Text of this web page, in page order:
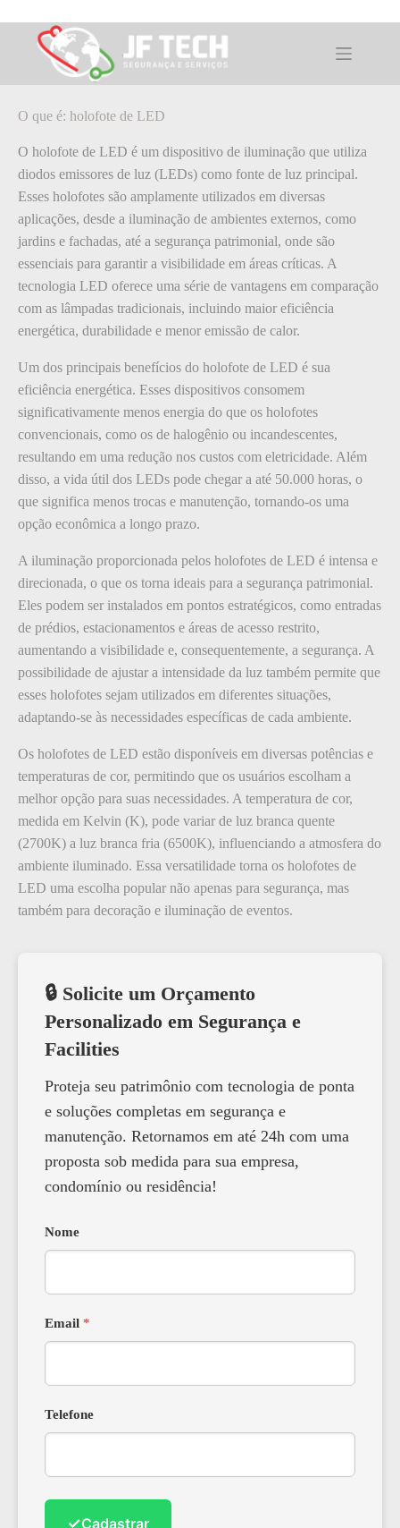
para
conteúdoO que é: holofote de LED
O que é: holofote de LED
O holofote de LED é um dispositivo de iluminação que utiliza
diodos emissores de luz (LEDs) como fonte de luz principal.
Esses holofotes são amplamente utilizados em diversas
aplicações, desde a iluminação de ambientes externos, como
jardins e fachadas, até a segurança patrimonial, onde são
essenciais para garantir a visibilidade em áreas críticas. A
tecnologia LED oferece uma série de vantagens em comparação
com as lâmpadas tradicionais, incluindo maior eficiência
energética, durabilidade e menor emissão de calor.
Um dos principais benefícios do holofote de LED é sua
eficiência energética. Esses dispositivos consomem
significativamente menos energia do que os holofotes
convencionais, como os de halogênio ou incandescentes,
resultando em uma redução nos custos com eletricidade. Além
disso, a vida útil dos LEDs pode chegar a até 50.000 horas, o
que significa menos trocas e manutenção, tornando-os uma
opção econômica a longo prazo.
A iluminação proporcionada pelos holofotes de LED é intensa e
direcionada, o que os torna ideais para a segurança patrimonial.
Eles podem ser instalados em pontos estratégicos, como entradas
de prédios, estacionamentos e áreas de acesso restrito,
aumentando a visibilidade e, consequentemente, a segurança. A
possibilidade de ajustar a intensidade da luz também permite que
esses holofotes sejam utilizados em diferentes situações,
adaptando-se às necessidades específicas de cada ambiente.
Os holofotes de LED estão disponíveis em diversas potências e
temperaturas de cor, permitindo que os usuários escolham a
melhor opção para suas necessidades. A temperatura de cor,
medida em Kelvin (K), pode variar de luz branca quente
(2700K) a luz branca fria (6500K), influenciando a atmosfera do
ambiente iluminado. Essa versatilidade torna os holofotes de
LED uma escolha popular não apenas para segurança, mas
também para decoração e iluminação de eventos.
🔒 Solicite um Orçamento
Personalizado em Segurança e
Facilities
Proteja seu patrimônio com tecnologia de ponta
e soluções completas em segurança e
manutenção. Retornamos em até 24h com uma
proposta sob medida para sua empresa,
condomínio ou residência!
Nome
Email *
Telefone
✓Cadastrar